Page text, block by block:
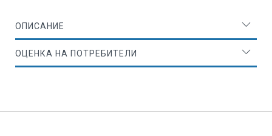
ОПИСАНИЕ
ОЦЕНКА НА ПОТРЕБИТЕЛИ